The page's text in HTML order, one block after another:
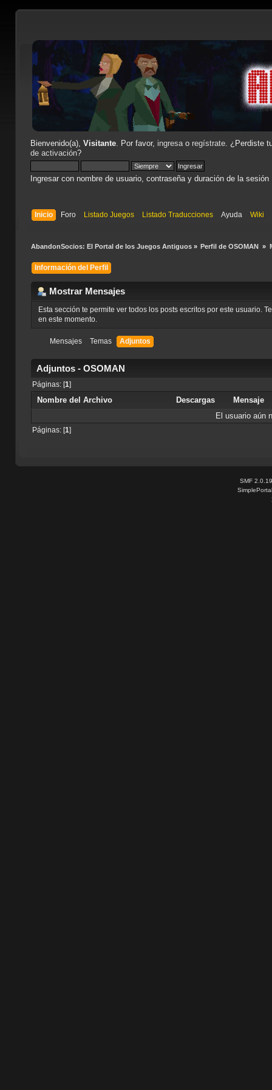
Bienvenido(a), Visitante. Por favor, ingresao regístrate. ¿Perdiste
de activación?
Ingresar con nombre de usuario, contraseña y duración de la sesión
Inicio Foro Listado Juegos Listado Traducciones Ayuda Wiki
AbandonSocios: El Portal de los Juegos Antiguos» Perfil de OSOMAN »
Información del Perfil
Mostrar Mensajes
Esta sección te permite ver todos los posts escritos por este usuario.
en este momento.
Mensajes Temas Adjuntos
Adjuntos - OSOMAN
Páginas: [1]
Nombre del Archivo Descargas
Mensaje
El usuario aún
Páginas: [1]
SMF 2.0.19